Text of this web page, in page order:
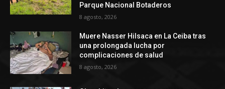
Parque Nacional Botaderos
8 agosto, 2026
Muere Nasser Hilsaca en La Ceiba tras
una prolongada lucha por
complicaciones de salud
8 agosto, 2026